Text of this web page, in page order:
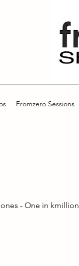
Fromzero Sessions
- One in kmillion